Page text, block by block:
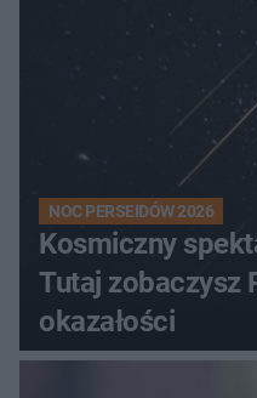
NOC PERSEIDÓW 2026
Kosmiczny
Tutaj zobaczysz
okazałości